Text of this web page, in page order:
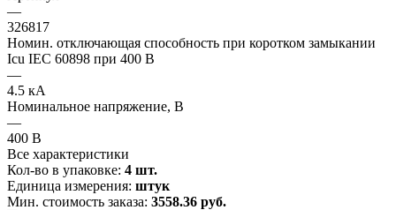
—
326817
Номин. отключающая способность при коротком замыкании
Icu IEC 60898 при 400 В
—
4.5 кА
Номинальное напряжение, В
—
400 В
Все характеристики
Кол-во в упаковке: 4 шт.
Единица измерения: штук
Мин. стоимость заказа: 3558.36 руб.